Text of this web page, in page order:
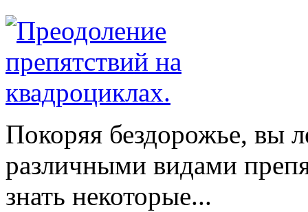
Покоряя бездорожье, вы
различными видами
знать некоторые...